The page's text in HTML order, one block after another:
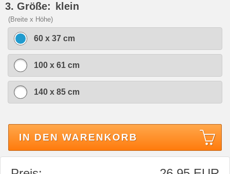
3. Größe: klein
(Breite x Höhe)
60 x 37 cm
100 x 61 cm
140 x 85 cm
IN DEN WARENKORB